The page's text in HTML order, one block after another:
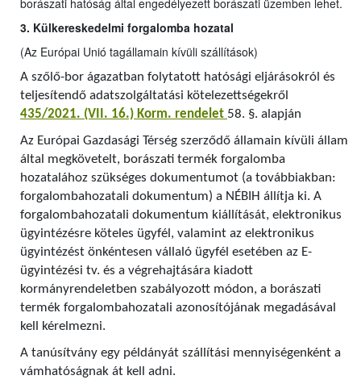
borászati hatóság által engedélyezett borászati üzemben lehet.
3. Külkereskedelmi forgalomba hozatal
(Az Európai Unió tagállamain kívüli szállítások)
A szőlő-bor ágazatban folytatott hatósági eljárásokról és
teljesítendő adatszolgáltatási kötelezettségekről
435/2021. (VII. 16.) Korm. rendelet 58. §. alapján
Az Európai Gazdasági Térség szerződő államain kívüli állam
által megkövetelt, borászati termék forgalomba
hozatalához szükséges dokumentumot (a továbbiakban:
forgalombahozatali dokumentum) a NÉBIH állítja ki. A
forgalombahozatali dokumentum kiállítását, elektronikus
ügyintézésre köteles ügyfél, valamint az elektronikus
ügyintézést önkéntesen vállaló ügyfél esetében az E-
ügyintézési tv. és a végrehajtására kiadott
kormányrendeletben szabályozott módon, a borászati
termék forgalombahozatali azonosítójának megadásával
kell kérelmezni.
A tanúsítvány egy példányát szállítási mennyiségenként a
vámhatóságnak át kell adni.